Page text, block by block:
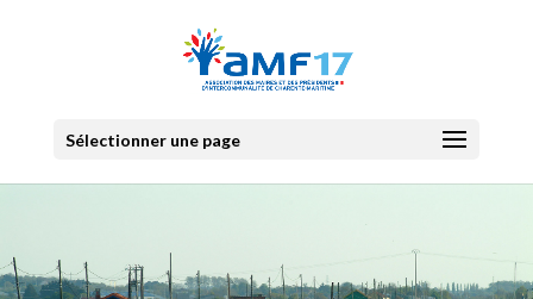
Sélectionner une page